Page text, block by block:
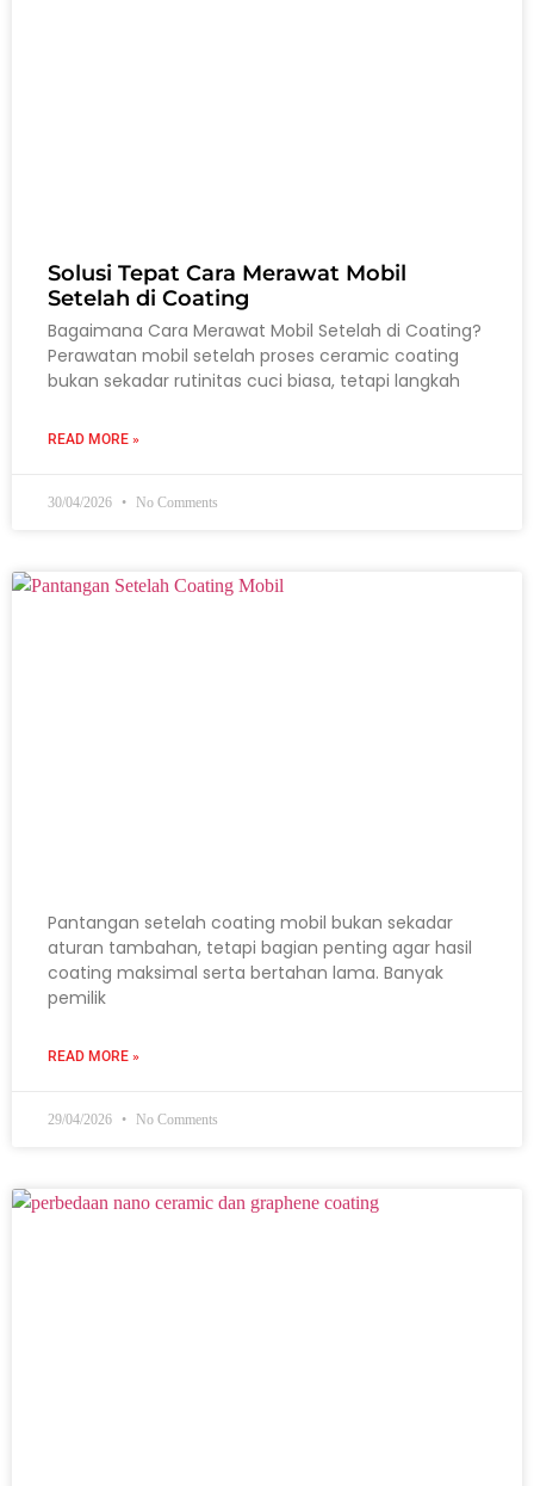
Solusi Tepat Cara Merawat Mobil
Setelah di Coating
Bagaimana Cara Merawat Mobil Setelah di Coating?
Perawatan mobil setelah proses ceramic coating
bukan sekadar rutinitas cuci biasa, tetapi langkah
READ MORE »
30/04/2026 No Comments
Pantangan setelah coating mobil bukan sekadar
aturan tambahan, tetapi bagian penting agar hasil
coating maksimal serta bertahan lama. Banyak
pemilik
READ MORE »
29/04/2026 No Comments